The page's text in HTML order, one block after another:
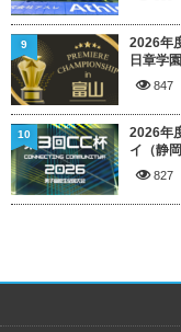
2026年
日章学
847
9
2026年
イ（静
827
10